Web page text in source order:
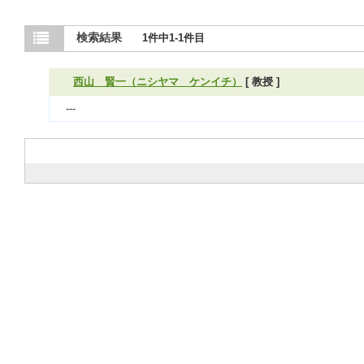
検索結果 1件中1-1件目
西山 賢一（ニシヤマ ケンイチ） [ 教授 ]
---